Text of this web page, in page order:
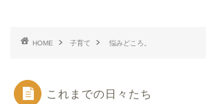
HOME 子育て 悩みどころ。
これまでの日々たち